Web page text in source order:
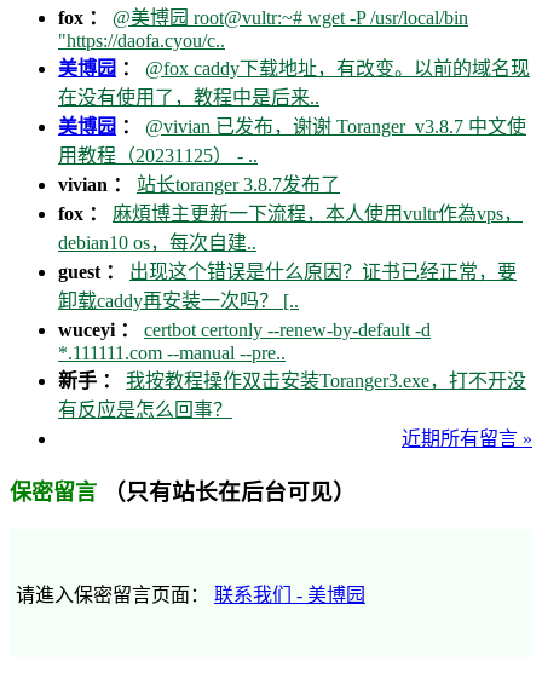
fox ： @美博园 root@vultr:~# wget -P /usr/local/bin
"https://daofa.cyou/c..
美博园 ： @fox caddy下载地址，有改变。以前的域名现
在没有使用了，教程中是后来..
美博园 ： @vivian 已发布，谢谢 Toranger_v3.8.7 中文使
用教程（20231125） - ..
vivian ： 站长toranger 3.8.7发布了
fox ： 麻煩博主更新一下流程，本人使用vultr作為vps，
debian10 os，每次自建..
guest ： 出现这个错误是什么原因？证书已经正常，要
卸载caddy再安装一次吗？ [..
wuceyi ： certbot certonly --renew-by-default -d
*.111111.com --manual --pre..
新手 ： 我按教程操作双击安装Toranger3.exe，打不开没
有反应是怎么回事？
近期所有留言 »
保密留言 （只有站长在后台可见）
请進入保密留言页面： 联系我们 - 美博园